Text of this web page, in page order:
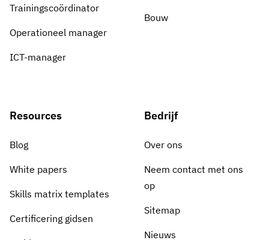
Trainingscoördinator
Operationeel manager
ICT-manager
Bouw
Resources
Blog
White papers
Skills matrix templates
Certificering gidsen
Bedrijf
Over ons
Neem contact met ons
op
Sitemap
Nieuws